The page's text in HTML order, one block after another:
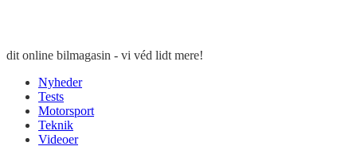
dit online bilmagasin - vi véd lidt mere!
Nyheder
Tests
Motorsport
Teknik
Videoer